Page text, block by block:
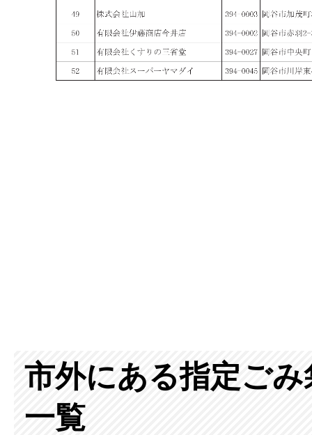
市外にある指定ご
一覧